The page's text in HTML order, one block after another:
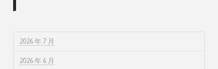
2026 年 7 月
2026 年 6 月